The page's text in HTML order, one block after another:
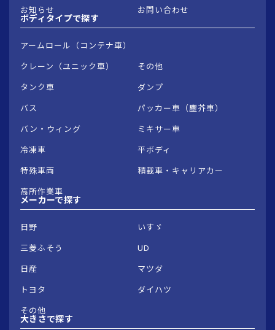
お知らせ
お問い合わせ
ボディタイプで探す
アームロール（コンテナ車）
クレーン（ユニック車）
その他
タンク車
ダンプ
バス
パッカー車（塵芥車）
バン・ウィング
ミキサー車
冷凍車
平ボディ
特殊車両
積載車・キャリアカー
高所作業車
メーカーで探す
日野
いすゞ
三菱ふそう
UD
日産
マツダ
トヨタ
ダイハツ
その他
大きさで探す